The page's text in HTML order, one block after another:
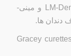
LM-
و مینی-
دندان ها.
Gracey